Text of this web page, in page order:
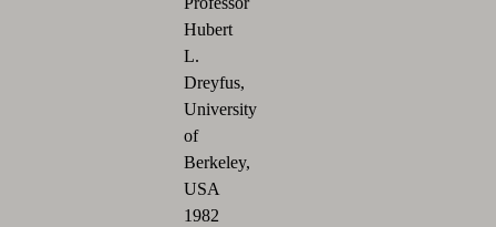
Hubert
L.
Dreyfus,
University
of
Berkeley,
USA
1982